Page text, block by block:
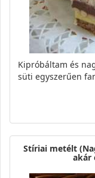
Kipróbáltam és
süti egyszerűen
Stíriai metélt
akár